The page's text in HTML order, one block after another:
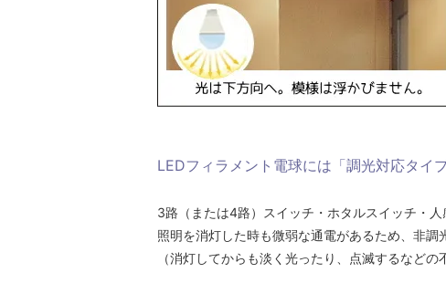
LEDフィラメント電球には「調光対応タイ
3路（または4路）スイッチ・ホタルスイッチ・
照明を消灯した時も微弱な通電があるため、非調
（消灯してからも淡く光ったり、点滅するなどの